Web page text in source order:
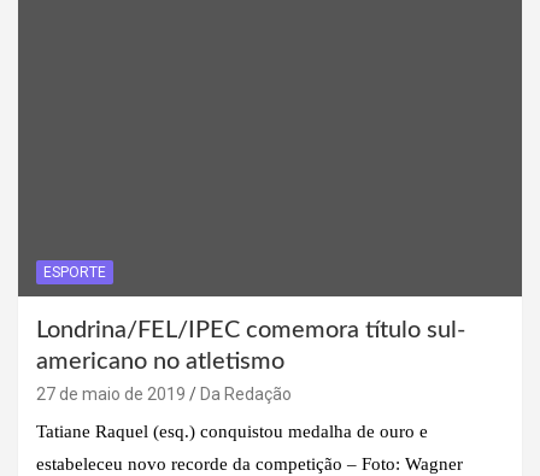
ESPORTE
Londrina/FEL/IPEC comemora título sul-
americano no atletismo
27 de maio de 2019
Da Redação
Tatiane Raquel (esq.) conquistou medalha de ouro e
estabeleceu novo recorde da competição – Foto: Wagner